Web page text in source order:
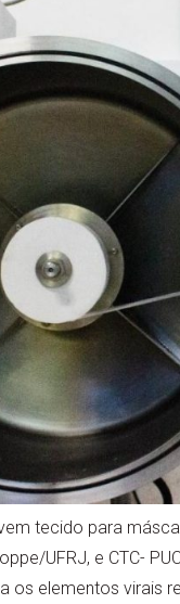
tecido para
UFRJ, e CTC-
os elementos virais